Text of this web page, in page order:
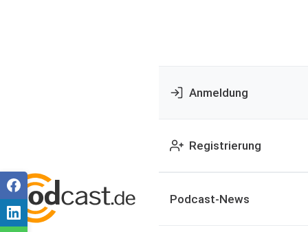
Anmeldung
Registrierung
Podcast-News